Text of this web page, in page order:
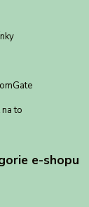
to
e-shopu